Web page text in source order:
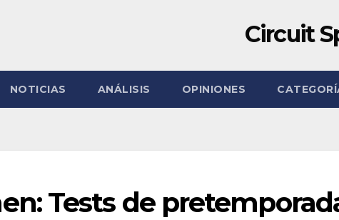
Circuit
NOTICIAS ANÁLISIS OPINIONES
Tests de